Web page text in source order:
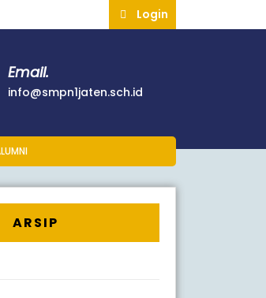
Login
Email.
info@smpn1jaten.sch.id
ARSIP